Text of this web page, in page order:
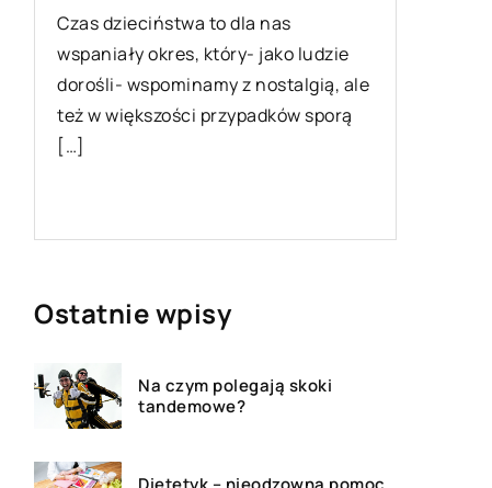
Czas dzieciństwa to dla nas
wspaniały okres, który- jako ludzie
dorośli- wspominamy z nostalgią, ale
też w większości przypadków sporą
[…]
Ostatnie wpisy
Na czym polegają skoki
tandemowe?